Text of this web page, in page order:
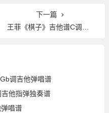
下一篇
王菲《棋子》吉他谱C调吉他弹唱谱
调吉他弹唱谱
他指弹独奏谱
唱谱